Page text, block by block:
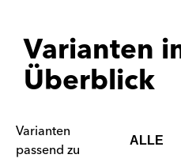
Varianten
Überblick
Varianten
passend zu